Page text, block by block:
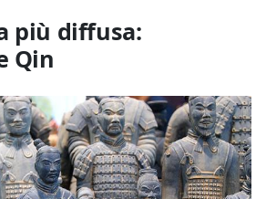
più diffusa:
Qin